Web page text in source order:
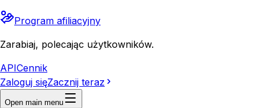
Program afiliacyjny
Zarabiaj, polecając użytkowników.
APICennik
Zaloguj sięZacznij teraz
Open main menu